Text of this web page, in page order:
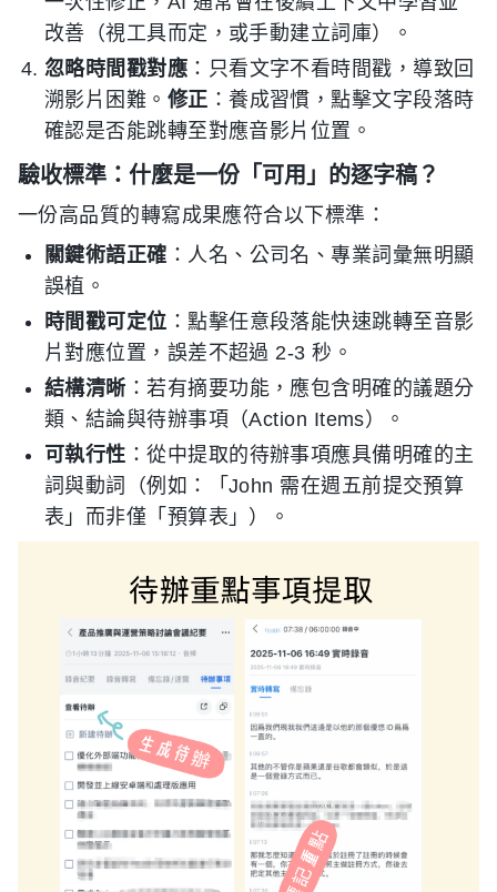
改善（視工具而定，或手動建立詞庫）。
忽略時間戳對應 ：只看文字不看時間戳，導致回
溯影片困難。 修正 ：養成習慣，點擊文字段落時
確認是否能跳轉至對應音影片位置。
驗收標準：什麼是一份「可用」的逐字稿？
一份高品質的轉寫成果應符合以下標準：
關鍵術語正確 ：人名、公司名、專業詞彙無明顯
誤植。
時間戳可定位 ：點擊任意段落能快速跳轉至音影
片對應位置，誤差不超過 2-3 秒。
結構清晰 ：若有摘要功能，應包含明確的議題分
類、結論與待辦事項（Action Items）。
可執行性 ：從中提取的待辦事項應具備明確的主
詞與動詞（例如：「John 需在週五前提交預算
表」而非僅「預算表」）。